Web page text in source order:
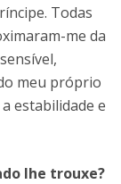
Todas
me da
meu próprio
estabilidade e
lhe trouxe?